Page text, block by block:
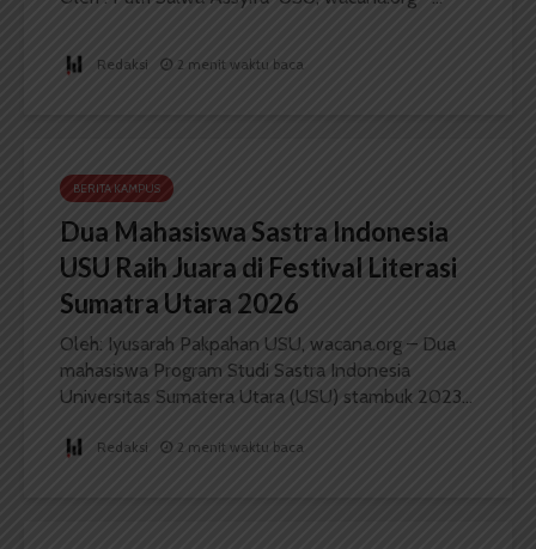
Redaksi 2 menit waktu baca
BERITA KAMPUS
Dua Mahasiswa Sastra Indonesia
USU Raih Juara di Festival Literasi
Sumatra Utara 2026
Oleh: Iyusarah Pakpahan USU, wacana.org – Dua
mahasiswa Program Studi Sastra Indonesia
Universitas Sumatera Utara (USU) stambuk 2023...
Redaksi 2 menit waktu baca